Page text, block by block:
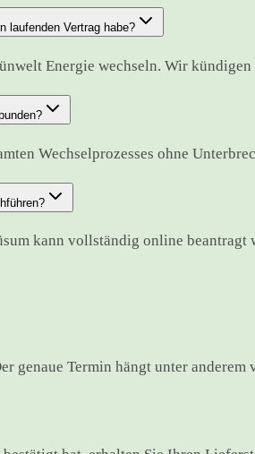
laufenden Vertrag habe?
Energie wechseln. Wir
Wechselprozesses ohne
kann vollständig online beantragt
genaue Termin hängt unter